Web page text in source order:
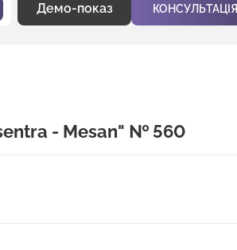
Демо-показ КОНСУЛЬТАЦІЯ
- Mesan" № 560